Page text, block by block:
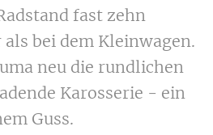
fast zehn
bei dem Kleinwagen.
neu die rundlichen
Karosserie - ein
Guss.